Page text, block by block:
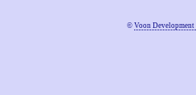
© Voon Development